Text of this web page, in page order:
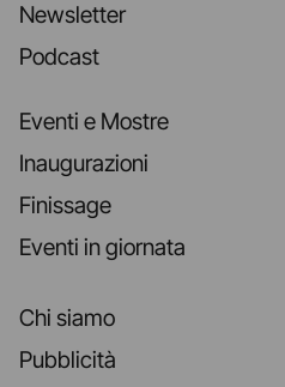
Newsletter
Podcast
Eventi e Mostre
Inaugurazioni
Finissage
Eventi in giornata
Chi siamo
Pubblicità